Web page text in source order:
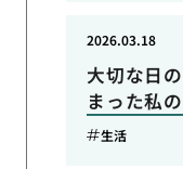
大切な日
まった私
2026.03.18
生活